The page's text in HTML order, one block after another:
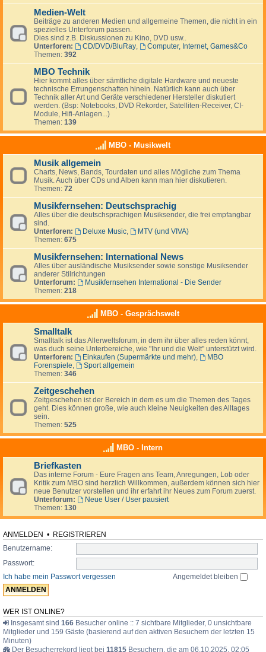
Medien-Welt
Beiträge zu anderen Medien und allgemeine Themen, die nicht in ein
spezielles Unterforum passen.
Dies sind z.B. Diskussionen zu Kino, DVD usw..
Unterforen:
CD/DVD/BluRay,
Computer, Internet, Games&Co
Themen: 392
MBO Technik
Hier kommt alles über sämtliche digitale Hardware und neueste
technische Errungenschaften hinein. Natürlich kann auch über
Technik aller Art und Geräte verschiedener Hersteller diskutiert
werden. (Bsp: Notebooks, DVD Rekorder, Satelliten-Receiver, CI-
Module, Hifi-Anlagen...)
Themen: 139
MBO - Musikwelt
Musik allgemein
Charts, News, Bands, Tourdaten und alles Mögliche zum Thema
Musik. Auch über CDs und Alben kann man hier diskutieren.
Themen: 72
Musikfernsehen: Deutschsprachig
Alles über die deutschsprachigen Musiksender, die frei empfangbar
sind.
Unterforen:
Deluxe Music,
MTV (und VIVA)
Themen: 675
Musikfernsehen: International News
Alles über ausländische Musiksender sowie sonstige Musiksender
anderer Stilrichtungen
Unterforum:
Musikfernsehen International - Die Sender
Themen: 218
MBO - Gesprächswelt
Smalltalk
Smalltalk ist das Allerweltsforum, in dem ihr über alles reden könnt,
was duch seine Unterbereiche, wie "Ihr und die Welt" unterstützt wird.
Unterforen:
Einkaufen (Supermärkte und mehr),
MBO
Forenspiele
Sport allgemein
Themen: 346
Zeitgeschehen
Zeitgeschehen ist der Bereich in dem es um die Themen des Tages
geht. Dies können große, wie auch kleine Neuigkeiten des Alltages
sein.
Themen: 525
MBO - Intern
Briefkasten
Das interne Forum - Eure Fragen ans Team, Anregungen, Lob oder
Kritik zum MBO sind herzlich Willkommen, außerdem können sich hier
neue Benutzer vorstellen und ihr erfahrt ihr Neues zum Forum zuerst.
Unterforum:
Neue User / User pausiert
Themen: 130
ANMELDEN • REGISTRIEREN
Benutzername:
Passwort:
Ich habe mein Passwort vergessen
Angemeldet bleiben
WER IST ONLINE?
Insgesamt sind 166 Besucher online :: 7 sichtbare Mitglieder, 0 unsichtbare
Mitglieder und 159 Gäste (basierend auf den aktiven Besuchern der letzten 15
Minuten)
Der Besucherrekord liegt bei 11815 Besuchern, die am 06.10.2025, 02:05